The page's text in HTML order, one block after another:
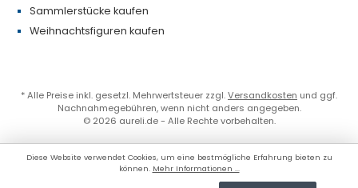
Sammlerstücke kaufen
Weihnachtsfiguren kaufen
* Alle Preise inkl. gesetzl. Mehrwertsteuer zzgl.Versandkosten und ggf.
Nachnahmegebühren, wenn nicht anders angegeben.
© 2026 aureli.de - Alle Rechte vorbehalten.
Diese Website verwendet Cookies, um eine bestmögliche Erfahrung bieten zu
können. Mehr Informationen ...